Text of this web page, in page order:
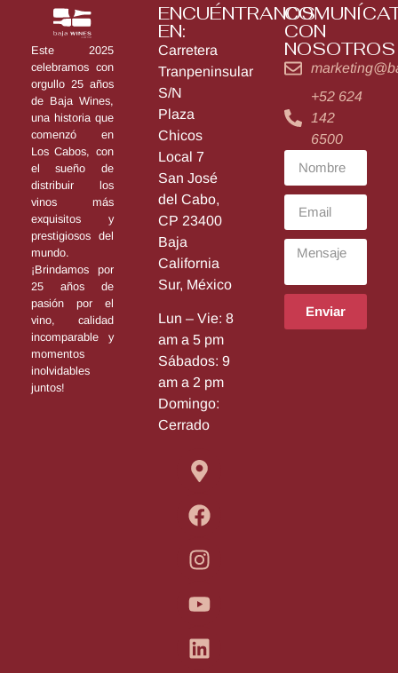
Este 2025
celebramos con
orgullo 25 años
de Baja Wines,
una historia que
comenzó en
Los Cabos, con
el sueño de
distribuir los
vinos más
exquisitos y
prestigiosos del
mundo.
¡Brindamos por
25 años de
pasión por el
vino, calidad
incomparable y
momentos
inolvidables
juntos!
ENCUÉNTRANOS
EN:
Carretera
Tranpeninsular
S/N
Plaza
Chicos
Local 7
San José
del Cabo,
CP 23400
Baja
California
Sur, México
Lun – Vie: 8
am a 5 pm
Sábados: 9
am a 2 pm
Domingo:
Cerrado
CON
NOSOTROS
+52 624
142
6500
Enviar